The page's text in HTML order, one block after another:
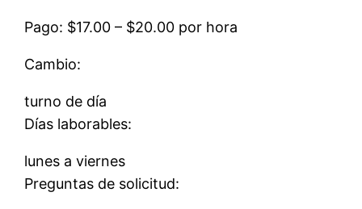
Pago: $17.00 – $20.00 por hora
Cambio:
turno de día
Días laborables:
lunes a viernes
Preguntas de solicitud: